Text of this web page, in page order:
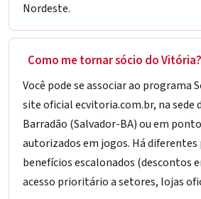
Nordeste.
Como me tornar sócio do Vitória?
Você pode se associar ao programa
site oficialecvitoria.com.br, na sede
Barradão (Salvador-BA) ou em
autorizados em jogos. Há diferentes
benefícios escalonados (descontos
acesso prioritário a setores, lojas